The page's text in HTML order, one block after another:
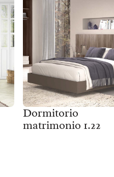
Dormitorio
matrimonio 1.22